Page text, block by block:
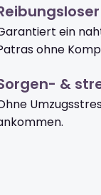
ein
ohne
&